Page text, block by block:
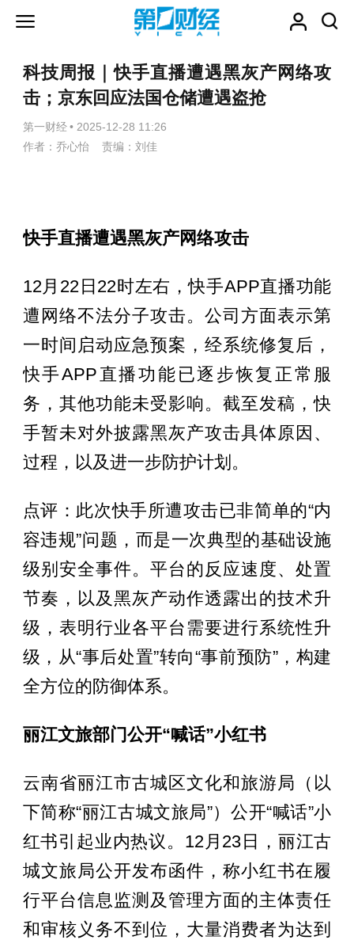
科技周报｜快手直播遭遇黑灰产网络攻
击；京东回应法国仓储遭遇盗抢
第一财经 • 2025-12-28 11:26
作者：乔心怡 责编：刘佳
快手直播遭遇黑灰产网络攻击
12月 22日 22时左右，快手APP直播功能
遭网络不法分子攻击。公司方面表示第
一时间启动应急预案，经系统修复后，
快手APP 直播功能已逐步恢复正常服
务，其他功能未受影响。截至发稿，快
手暂未对外披露黑灰产攻击具体原因、
过程，以及进一步防护计划。
点评：此次快手所遭攻击已非简单的“内
容违规”问题，而是一次典型的基础设施
级别安全事件。平台的反应速度、处置
节奏，以及黑灰产动作透露出的技术升
级，表明行业各平台需要进行系统性升
级，从“事后处置”转向“事前预防”，构建
全方位的防御体系。
丽江文旅部门公开“喊话”小红书
云南省丽江市古城区文化和旅游局（以
下简称“丽江古城文旅局”）公开“喊话”小
红书引起业内热议。 12 月 23 日，丽江古
城文旅局公开发布函件，称小红书在履
行平台信息监测及管理方面的主体责任
和审核义务不到位，大量消费者为达到